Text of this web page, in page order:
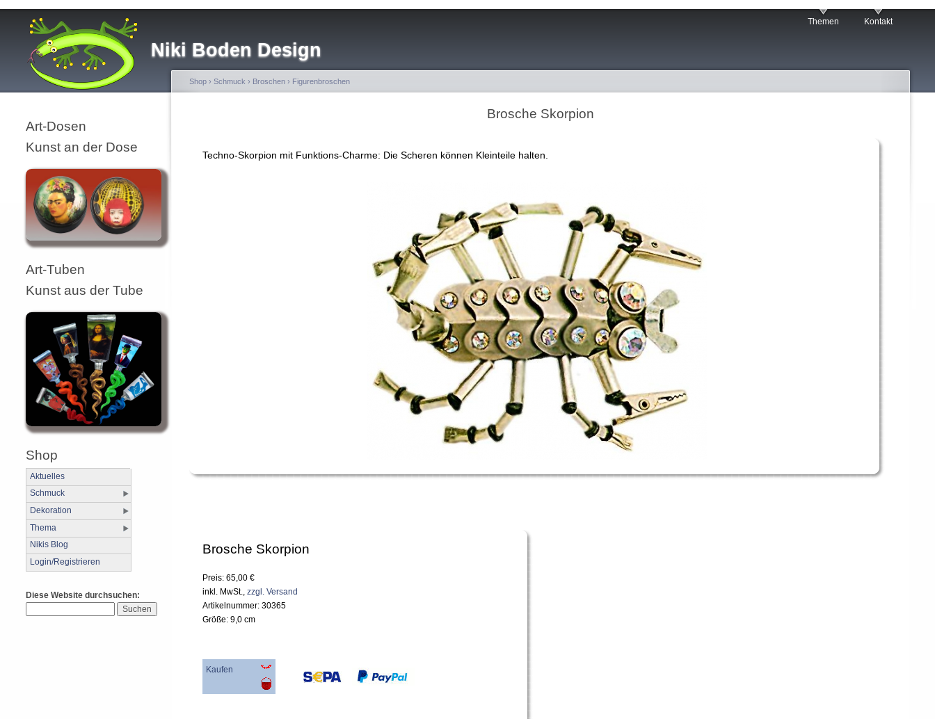
Niki Boden Design
Themen Kontakt
Art-Dosen
Kunst an der Dose
Art-Tuben
Kunst aus der Tube
Shop
Aktuelles
Schmuck
Dekoration
Thema
Nikis Blog
Login/Registrieren
Diese Website durchsuchen:
Shop › Schmuck › Broschen › Figurenbroschen
Brosche Skorpion
Techno-Skorpion mit Funktions-Charme: Die Scheren können Kleinteile halten.
Brosche Skorpion
Preis: 65,00 €
inkl. MwSt., zzgl. Versand
Artikelnummer: 30365
Größe: 9,0 cm
Kaufen